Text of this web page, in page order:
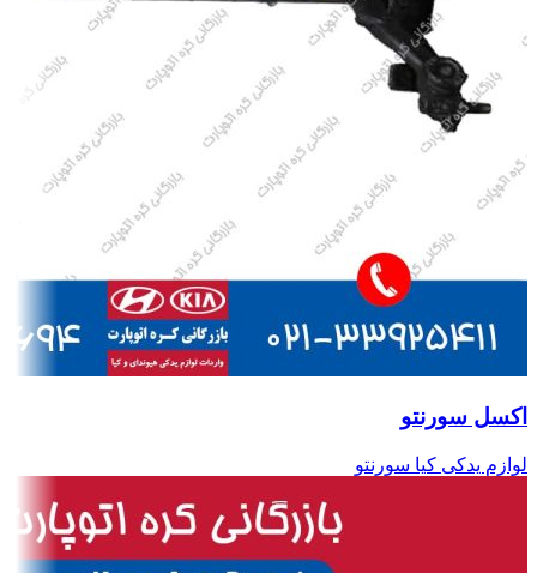
اکسل سورنتو
لوازم یدکی کیا سورنتو